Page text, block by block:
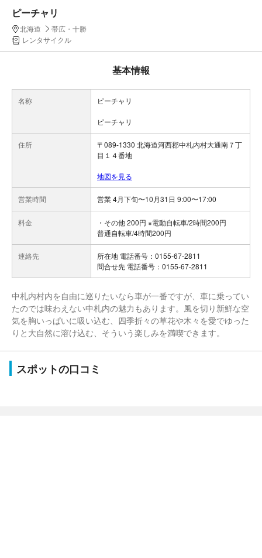
ピーチャリ
北海道
帯広・十勝
レンタサイクル
基本情報
名称 ピーチャリ
ピーチャリ
住所
〒089-1330 北海道河西郡中札内村大通南７丁
目１４番地
地図を見る
営業時間 営業 4月下旬〜10月31日 9:00〜17:00
料金
・その他 200円 ※電動自転車/2時間200円
普通自転車/4時間200円
連絡先
所在地 電話番号：0155-67-2811
問合せ先 電話番号：0155-67-2811
中札内村内を自由に巡りたいなら車が一番ですが、車に乗ってい
たのでは味わえない中札内の魅力もあります。風を切り新鮮な空
気を胸いっぱいに吸い込む、四季折々の草花や木々を愛でゆった
りと大自然に溶け込む、そういう楽しみを満喫できます。
スポットの口コミ